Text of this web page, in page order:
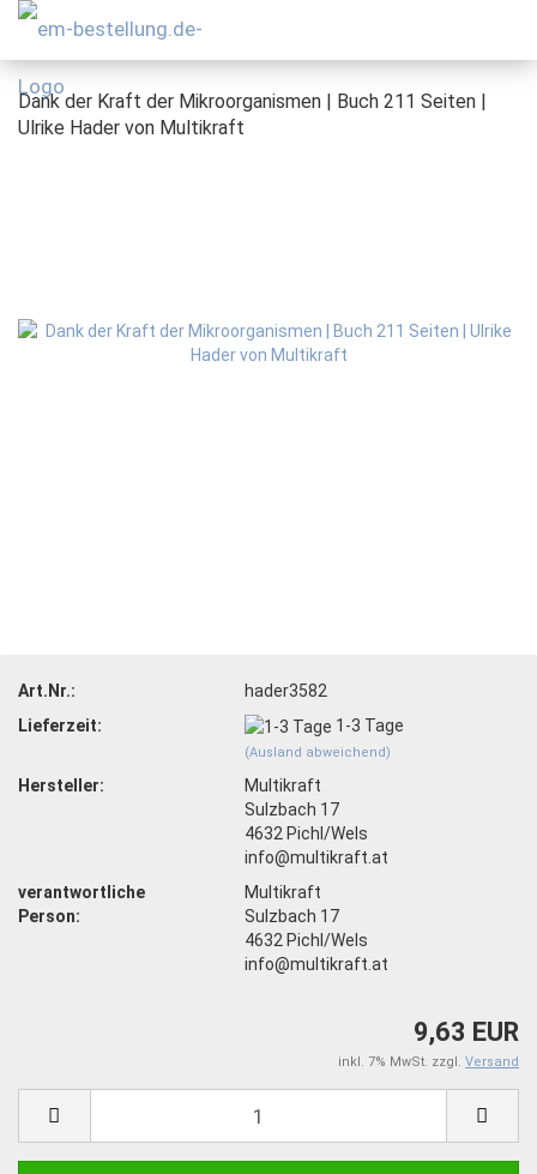
Dank der Kraft der Mikroorganismen | Buch 211 Seiten |
Ulrike Hader von Multikraft
Art.Nr.:
hader3582
Lieferzeit:
1-3 Tage
(Ausland abweichend)
Hersteller:
Multikraft
Sulzbach 17
4632 Pichl/Wels
info@multikraft.at
verantwortliche
Person:
Multikraft
Sulzbach 17
4632 Pichl/Wels
info@multikraft.at
9,63 EUR
inkl. 7% MwSt. zzgl. Versand